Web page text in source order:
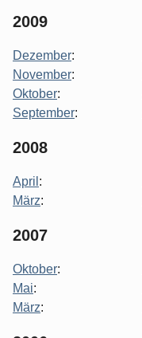
2009
Dezember:
November:
Oktober:
September:
2008
April :
März:
2007
Oktober:
Mai:
März: